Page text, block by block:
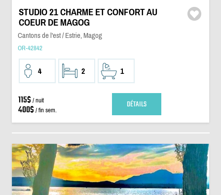
STUDIO 21 CHARME ET CONFORT AU
COEUR DE MAGOG
Cantons de l'est / Estrie, Magog
OR-42842
4 2 1
115$ / nuit
400$ / fin sem. DÉTAILS